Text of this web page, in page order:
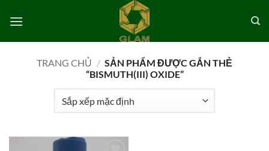
qua
TRANG CHỦ / SẢN PHẨM ĐƯỢC GẮN THẺ
“BISMUTH(III) OXIDE”